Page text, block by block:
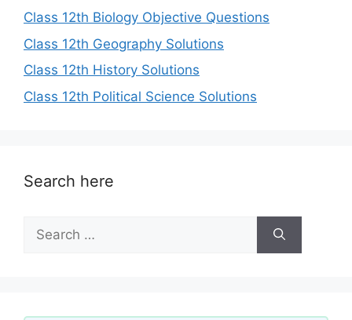
Class 12th Biology Objective Questions
Class 12th Geography Solutions
Class 12th History Solutions
Class 12th Political Science Solutions
Search here
for: